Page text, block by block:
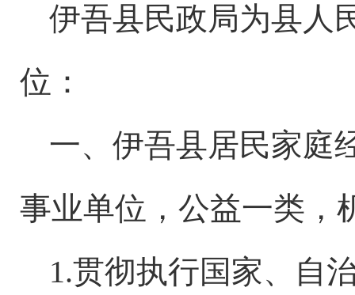
伊吾县民政局为县人
位：
一、伊吾县居民家庭
事业单位，公益一类，
1.贯彻执行国家、自